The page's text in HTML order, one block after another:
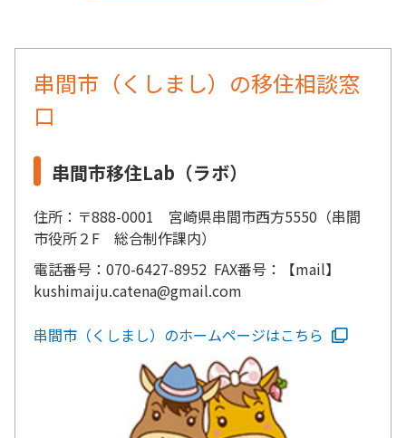
串間市（くしまし）の移住相談窓
口
串間市移住Lab（ラボ）
住所：〒888-0001 宮崎県串間市西方5550（串間
市役所２F 総合制作課内）
電話番号：070-6427-8952 FAX番号：【mail】
kushimaiju.catena@gmail.com
串間市（くしまし）のホームページはこちら